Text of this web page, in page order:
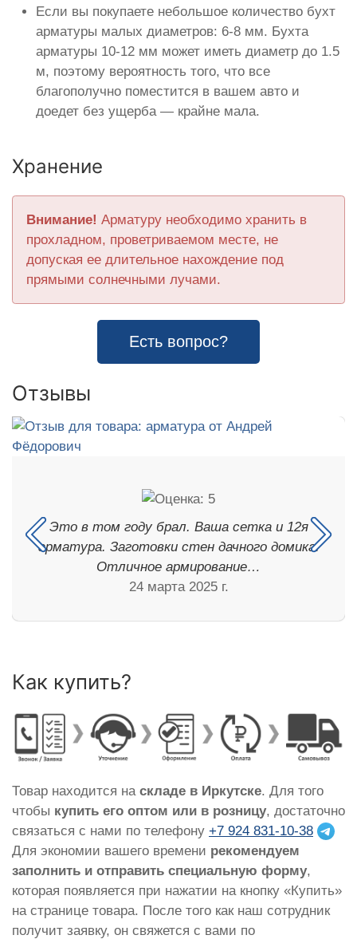
Если вы покупаете небольшое количество бухт
арматуры малых диаметров: 6-8 мм. Бухта
арматуры 10-12 мм может иметь диаметр до 1.5
м, поэтому вероятность того, что все
благополучно поместится в вашем авто и
доедет без ущерба — крайне мала.
Хранение
Внимание! Арматуру необходимо хранить в
прохладном, проветриваемом месте, не
допуская ее длительное нахождение под
прямыми солнечными лучами.
Есть вопрос?
Отзывы
Это в том году брал. Ваша сетка и 12я
арматура. Заготовки стен дачного домика.
Отличное армирование…
24 марта 2025 г.
Как купить?
Товар находится на складе в Иркутске. Для того
чтобы купить его оптом или в розницу, достаточно
связаться с нами по телефону +7 924 831-10-38
Для экономии вашего времени рекомендуем
заполнить и отправить специальную форму,
которая появляется при нажатии на кнопку «Купить»
на странице товара. После того как наш сотрудник
получит заявку, он свяжется с вами по